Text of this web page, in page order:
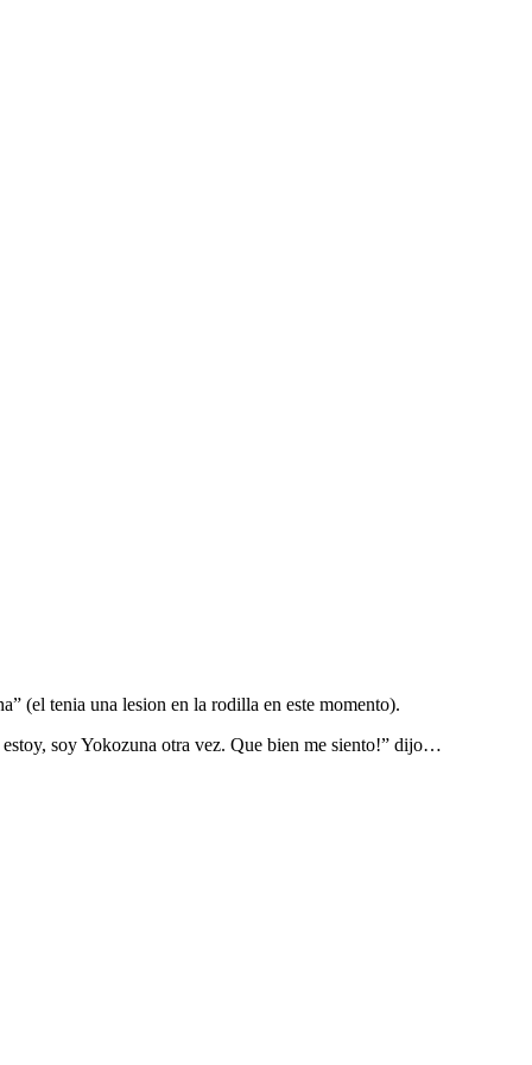
(el tenia una lesion en la rodilla en este momento).
soy Yokozuna otra vez. Que bien me siento!” dijo…